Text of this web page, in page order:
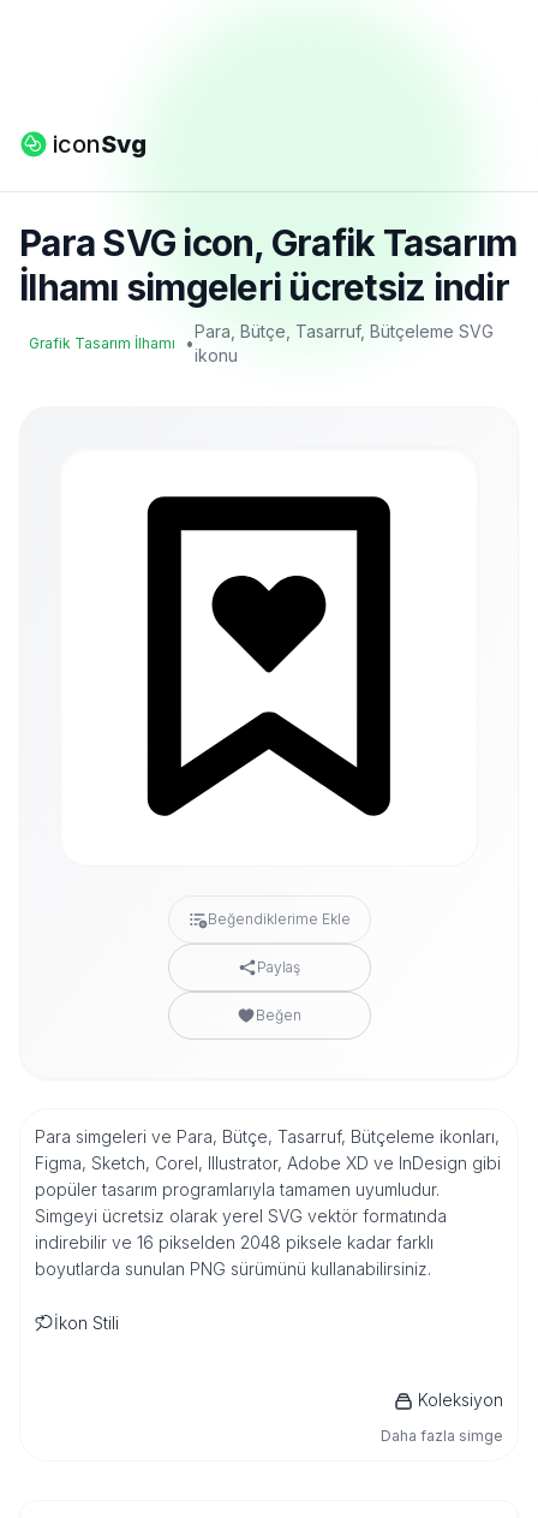
iconSvg
Para SVG icon, Grafik Tasarım
İlhamı simgeleri ücretsiz indir
Grafik Tasarım İlhamı •
Para, Bütçe, Tasarruf, Bütçeleme SVG
ikonu
Beğendiklerime Ekle
Paylaş
Beğen
Para simgeleri ve Para, Bütçe, Tasarruf, Bütçeleme ikonları,
Figma, Sketch, Corel, Illustrator, Adobe XD ve InDesign gibi
popüler tasarım programlarıyla tamamen uyumludur.
Simgeyi ücretsiz olarak yerel SVG vektör formatında
indirebilir ve 16 pikselden 2048 piksele kadar farklı
boyutlarda sunulan PNG sürümünü kullanabilirsiniz.
İkon Stili
Koleksiyon
Daha fazla simge